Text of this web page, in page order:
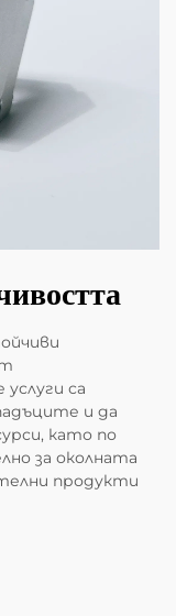
са
и да
като по
за околната
продукти